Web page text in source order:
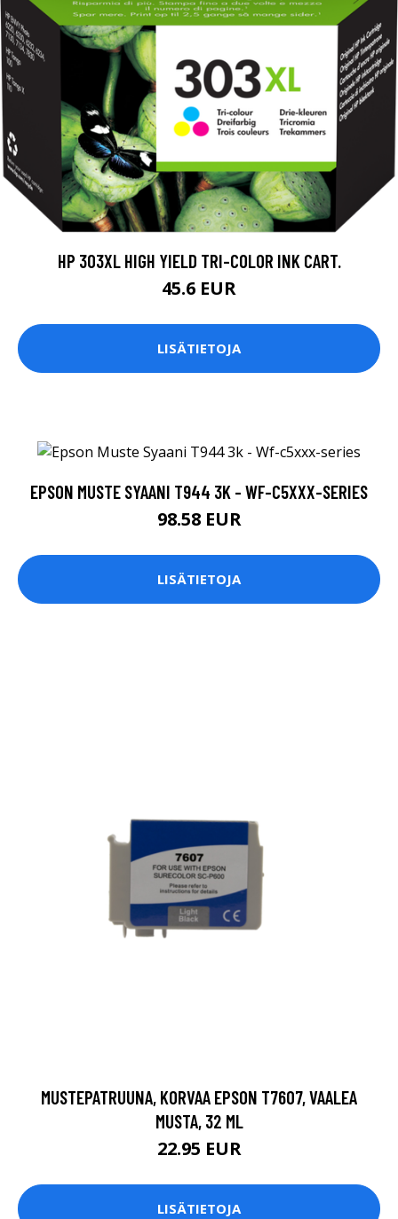
HP 303XL HIGH YIELD TRI-COLOR INK CART.
45.6 EUR
LISÄTIETOJA
EPSON MUSTE SYAANI T944 3K - WF-C5XXX-SERIES
98.58 EUR
LISÄTIETOJA
MUSTEPATRUUNA, KORVAA EPSON T7607, VAALEA
MUSTA, 32 ML
22.95 EUR
LISÄTIETOJA